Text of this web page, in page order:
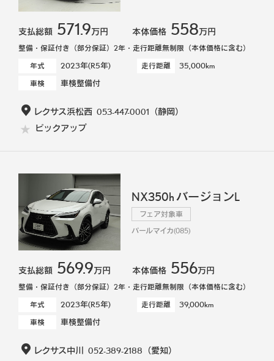
支払総額 571.9万円 本体価格 558万円
整備・保証付き（部分保証）2年・走行距離無制限（本体価格に含む）
年式
2023年(R5年) 走行距離 35,000km
車検 車検整備付
レクサス浜松西 053-447-0001 （静岡）
ピックアップ
NX350h バージョンL
フェア対象車
パールマイカ(085)
支払総額 569.9万円 本体価格 556万円
整備・保証付き（部分保証）2年・走行距離無制限（本体価格に含む）
年式
2023年(R5年) 走行距離 39,000km
車検 車検整備付
レクサス中川 052-389-2188 （愛知）